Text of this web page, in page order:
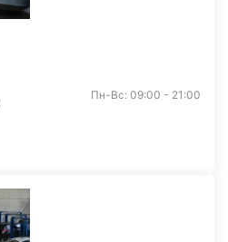
Пн-Вс: 09:00 - 21:00